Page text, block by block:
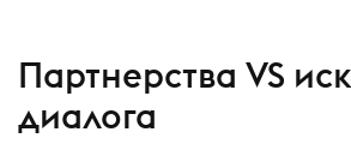
Партнерства VS
диалога